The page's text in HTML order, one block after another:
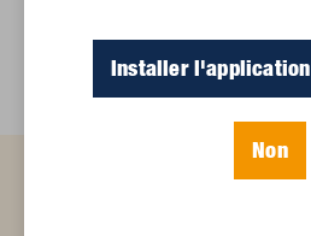
Installer l'application
Non